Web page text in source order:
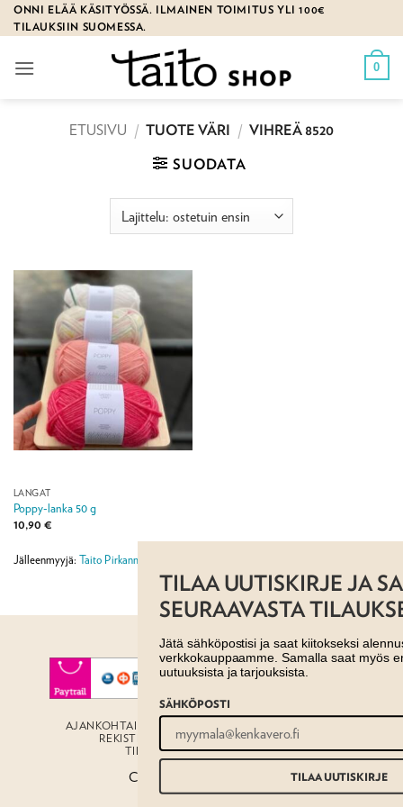
Skip
to
ONNI ELÄÄ KÄSITYÖSSÄ. ILMAINEN TOIMITUS YLI 100€
TILAUKSIIN SUOMESSA.
0
ETUSIVU / TUOTE VÄRI / VIHREÄ 8520
SUODATA
LANGAT
Poppy-lanka 50 g
10,90 €
Jälleenmyyjä: Taito Pirkanmaa ry
AJANKOHTAISTA MYYMÄLÄT
OTA YHTEYTTÄ
REKISTERISELOSTE
EVÄSTESELOSTE
TILAUS- JA TOIMITUSEHDOT
Copyright 2026 ©
TILAA UUTISKIRJE JA SAAT -10%
SEURAAVASTA TILAUKSESTASI!
Jätä sähköpostisi ja saat kiitokseksi alennuskoodin
verkkokauppaamme. Samalla saat myös ensimmäisenä tiedon
uutuuksista ja tarjouksista.